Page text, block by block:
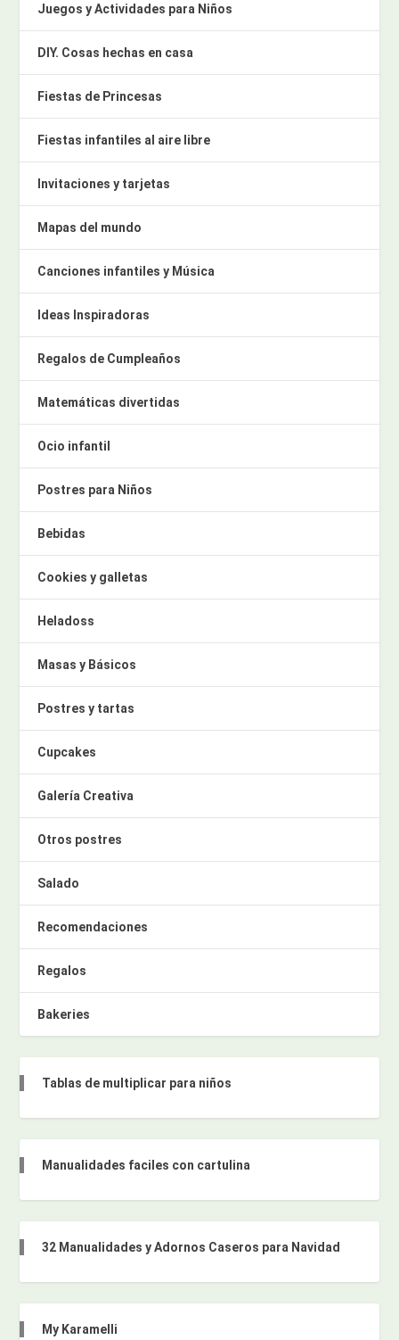
Juegos y Actividades para Niños
DIY. Cosas hechas en casa
Fiestas de Princesas
Fiestas infantiles al aire libre
Invitaciones y tarjetas
Mapas del mundo
Canciones infantiles y Música
Ideas Inspiradoras
Regalos de Cumpleaños
Matemáticas divertidas
Ocio infantil
Postres para Niños
Bebidas
Cookies y galletas
Heladoss
Masas y Básicos
Postres y tartas
Cupcakes
Galería Creativa
Otros postres
Salado
Recomendaciones
Regalos
Bakeries
Tablas de multiplicar para niños
Manualidades faciles con cartulina
32 Manualidades y Adornos Caseros para Navidad
My Karamelli